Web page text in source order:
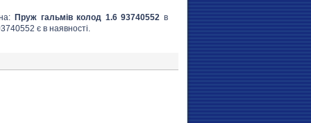
Пруж гальмів колод 1.6 93740552 в
є в наявності.